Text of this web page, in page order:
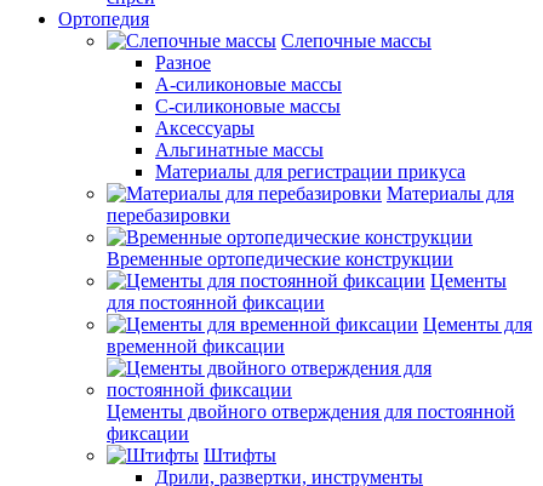
Ортопедия
Слепочные массы
Разное
А-силиконовые массы
С-силиконовые массы
Аксессуары
Альгинатные массы
Материалы для регистрации прикуса
Материалы для
перебазировки
Временные ортопедические конструкции
Цементы
для постоянной фиксации
Цементы для
временной фиксации
Цементы двойного отверждения для постоянной
фиксации
Штифты
Дрили, развертки, инструменты